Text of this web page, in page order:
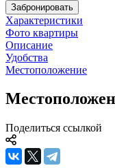
Забронировать
Характеристики
Фото квартиры
Описание
Удобства
Местоположение
Поделиться ссылкой